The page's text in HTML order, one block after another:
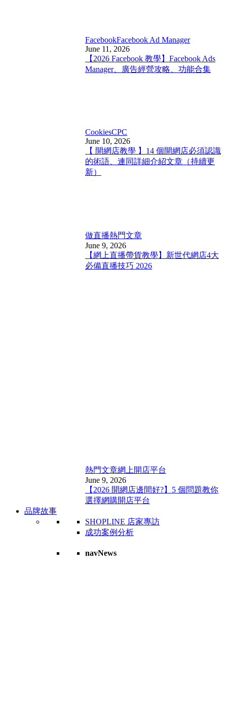
FacebookFacebook Ad Manager
June 11, 2026
【2026 Facebook 教學】Facebook Ads
Manager、廣告經營攻略、功能合集
CookiesCPC
June 10, 2026
【 開網店教學 】14 個開網店必須認識
的術語、連同詳細介紹文章（持續更
新）
做直播熱門文章
June 9, 2026
【網上直播帶貨教學】新世代網店4大
必備直播技巧 2026
熱門文章網上開店平台
June 9, 2026
【2026 開網店邊間好?】5 個問題教你
選擇網購開店平台
品牌故事
SHOPLINE 店家專訪
成功案例分析
navNews